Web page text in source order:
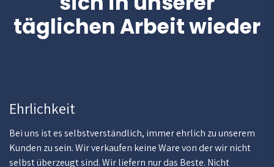
täglichen Arbeit wieder
Ehrlichkeit
Bei uns ist es selbstverständlich, immer ehrlich zu unserem
Kunden zu sein. Wir verkaufen keine Ware von der wir nicht
selbst überzeugt sind. Wir liefern nur das Beste. Nicht